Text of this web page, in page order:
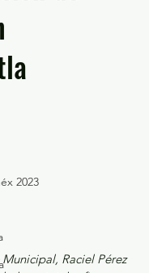
2023
Raciel Pérez